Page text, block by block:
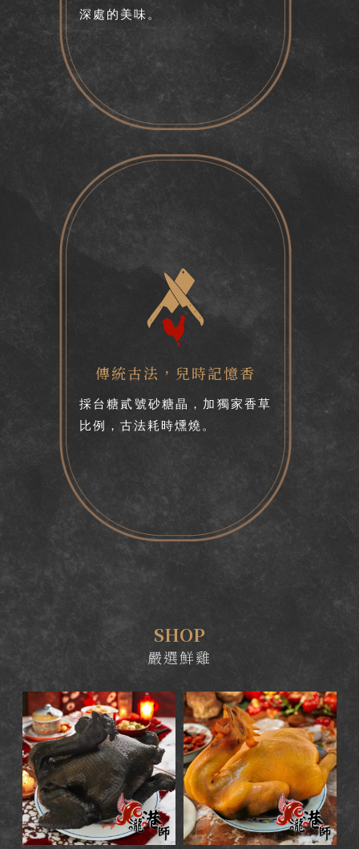
深處的美味。
傳統古法 ， 兒時記憶香
採台糖貳號砂糖晶，加獨家香草
比例，古法耗時燻燒。
SHOP
嚴選鮮雞